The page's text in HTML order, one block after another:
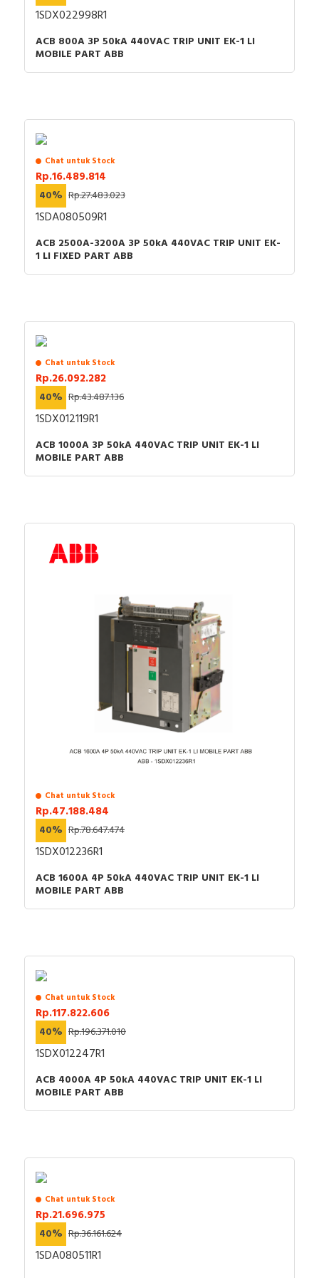
B&D Transformer, Asco, Secure, Howig, Onesto,
atau marketing kami silakan klik
berbelanja.
1SDX022998R1
ACB 800A 3P 50kA 440VAC TRIP UNIT EK-1 LI
MOBILE PART ABB
Chat untuk Stock
Rp.16.489.814
40% Rp.27.483.023
1SDA080509R1
ACB 2500A-3200A 3P 50kA 440VAC TRIP UNIT EK-
1 LI FIXED PART ABB
Chat untuk Stock
Rp.26.092.282
40% Rp.43.487.136
1SDX012119R1
ACB 1000A 3P 50kA 440VAC TRIP UNIT EK-1 LI
MOBILE PART ABB
Chat untuk Stock
Rp.47.188.484
40% Rp.78.647.474
1SDX012236R1
ACB 1600A 4P 50kA 440VAC TRIP UNIT EK-1 LI
MOBILE PART ABB
Chat untuk Stock
Rp.117.822.606
40% Rp.196.371.010
1SDX012247R1
ACB 4000A 4P 50kA 440VAC TRIP UNIT EK-1 LI
MOBILE PART ABB
Chat untuk Stock
Rp.21.696.975
40% Rp.36.161.624
1SDA080511R1